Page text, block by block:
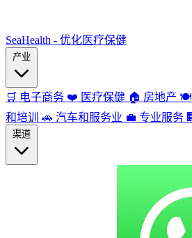
SeaHealth - 优化医疗保健
🛒 电子商务 ❤️ 医疗保健 🏠 房地产 🍽️
和培训 🚗 汽车和服务业 💼 专业服务